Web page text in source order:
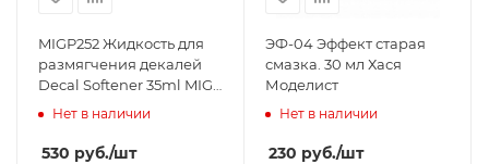
MIGP252 Жидкость для
размягчения декалей
Decal Softener 35ml MIG
Productions
Нет в наличии
530 руб./шт
ЭФ-04 Эффект старая
смазка. 30 мл Хася
Моделист
Нет в наличии
230 руб./шт